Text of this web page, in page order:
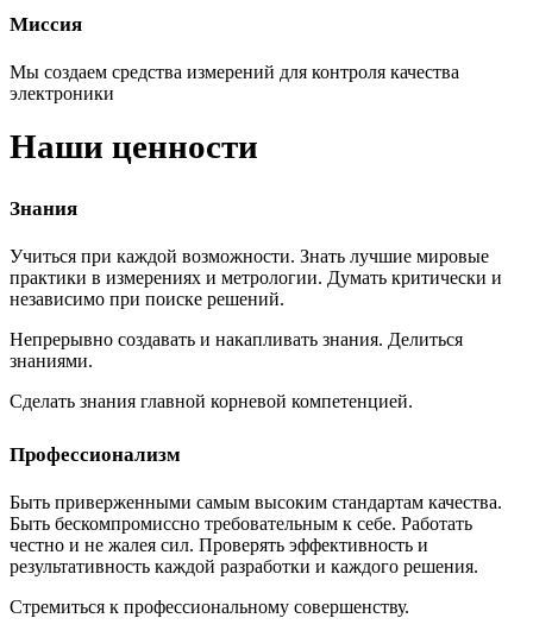
Миссия
Мы создаем средства измерений для контроля качества
электроники
Наши ценности
Знания
Учиться при каждой возможности. Знать лучшие мировые
практики в измерениях и метрологии. Думать критически и
независимо при поиске решений.
Непрерывно создавать и накапливать знания. Делиться
знаниями.
Сделать знания главной корневой компетенцией.
Профессионализм
Быть приверженными самым высоким стандартам качества.
Быть бескомпромиссно требовательным к себе. Работать
честно и не жалея сил. Проверять эффективность и
результативность каждой разработки и каждого решения.
Стремиться к профессиональному совершенству.